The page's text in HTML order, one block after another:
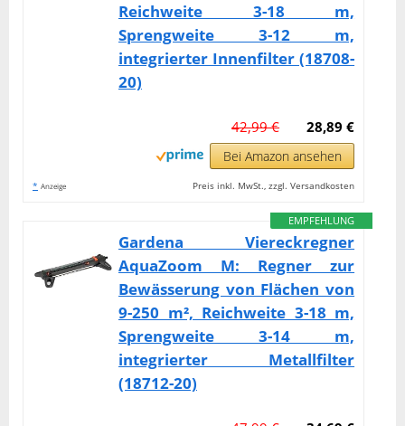
Reichweite 3-18 m,
Sprengweite 3-12 m,
integrierter Innenfilter (18708-
20)
28,89 €
42,99 €
Bei Amazon ansehen
* Anzeige Preis inkl. MwSt., zzgl. Versandkosten
EMPFEHLUNG
Gardena Viereckregner
AquaZoom M: Regner zur
Bewässerung von Flächen von
9-250 m², Reichweite 3-18 m,
Sprengweite 3-14 m,
integrierter Metallfilter
(18712-20)